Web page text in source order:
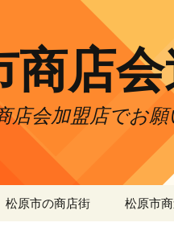
商店
店会加盟店でお
松原市の商店街 松原市